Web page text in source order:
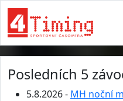
Posledních 5
5.8.2026 - MH noční